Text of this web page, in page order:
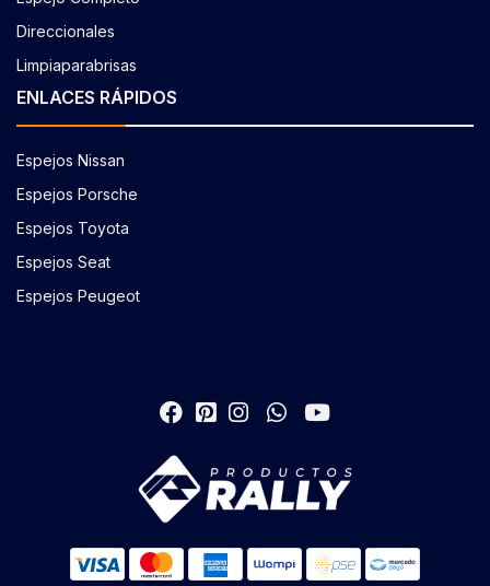
Direccionales
Limpiaparabrisas
ENLACES RÁPIDOS
Espejos Nissan
Espejos Porsche
Espejos Toyota
Espejos Seat
Espejos Peugeot